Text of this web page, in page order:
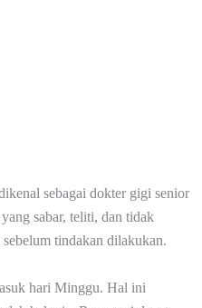
sebagai dokter gigi senior
sabar, teliti, dan tidak
sebelum tindakan dilakukan.
hari Minggu. Hal ini